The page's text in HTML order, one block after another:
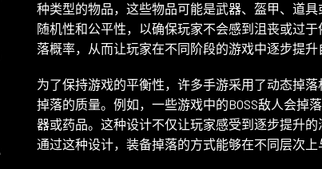
种类型的物品，这些物品可能是武器、盔甲、道
随机性和公平性，以确保玩家不会感到沮丧或过
落概率，从而让玩家在不同阶段的游戏中逐步提升
为了保持游戏的平衡性，许多手游采用了动态掉
掉落的质量。例如，一些游戏中的BOSS敌人会掉
器或药品。这种设计不仅让玩家感受到逐步提升
通过这种设计，装备掉落的方式能够在不同层次